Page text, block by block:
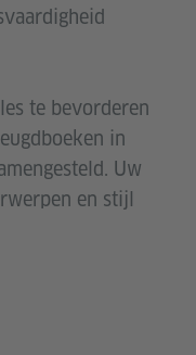
te bevorderen
in
Uw
en stijl